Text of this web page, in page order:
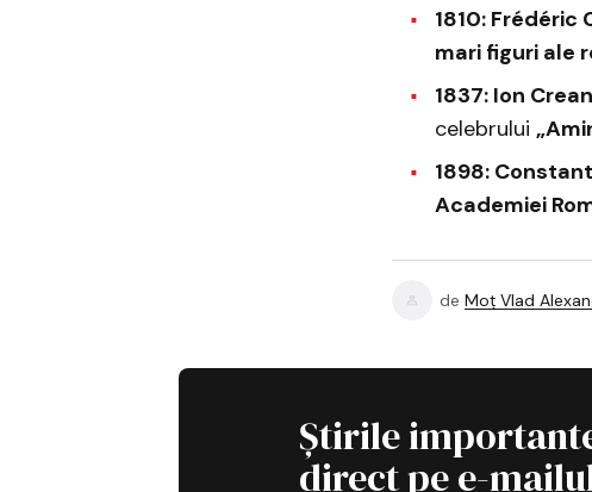
1810: Frédéric
mari figuri ale
1837: Ion
celebrului
1898:
Academiei
de Moț Vlad
Știrile
direct pe e-